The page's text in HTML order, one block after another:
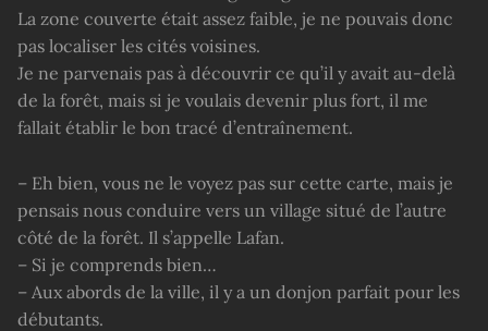
La zone couverte était assez faible, je ne pouvais donc
pas localiser les cités voisines.
Je ne parvenais pas à découvrir ce qu’il y avait au-delà
de la forêt, mais si je voulais devenir plus fort, il me
fallait établir le bon tracé d’entraînement.
– Eh bien, vous ne le voyez pas sur cette carte, mais je
pensais nous conduire vers un village situé de l’autre
côté de la forêt. Il s’appelle Lafan.
– Si je comprends bien…
– Aux abords de la ville, il y a un donjon parfait pour les
débutants.